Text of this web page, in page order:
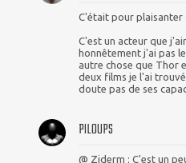
C'était pour plaisanter
C'est un acteur que
honnêtement j'ai pas
autre chose que Thor
deux films je l'ai
doute pas de ses
PILOUPS
@ Ziderm : C'est un